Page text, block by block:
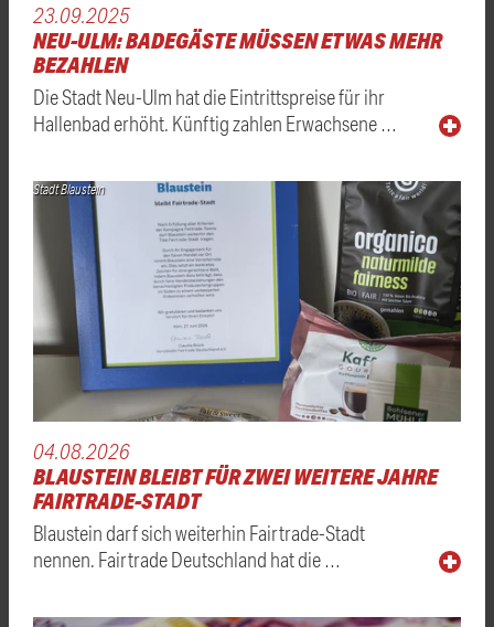
23.09.2025
NEU-ULM: BADEGÄSTE MÜSSEN ETWAS MEHR
BEZAHLEN
Die Stadt Neu-Ulm hat die Eintrittspreise für ihr
Hallenbad erhöht. Künftig zahlen Erwachsene …
Stadt Blaustein
04.08.2026
BLAUSTEIN BLEIBT FÜR ZWEI WEITERE JAHRE
FAIRTRADE-STADT
Blaustein darf sich weiterhin Fairtrade-Stadt
nennen. Fairtrade Deutschland hat die …